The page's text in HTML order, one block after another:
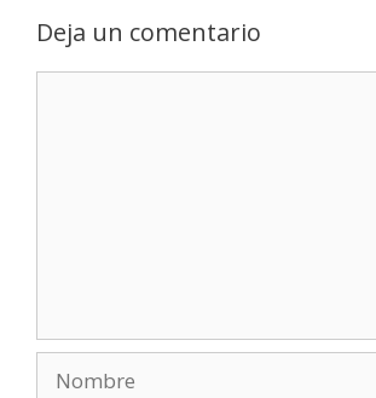
Deja un comentario